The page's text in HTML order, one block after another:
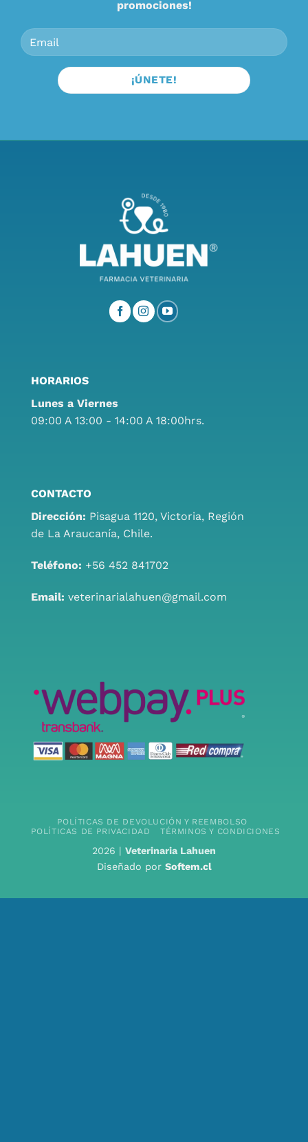
promociones!
HORARIOS
Lunes a Viernes
09:00 A 13:00 - 14:00 A 18:00hrs.
CONTACTO
Dirección: Pisagua 1120, Victoria, Región
de La Araucanía, Chile.
Teléfono: +56 452 841702
Email: veterinarialahuen@gmail.com
POLÍTICAS DE DEVOLUCIÓN Y REEMBOLSO
POLÍTICAS DE PRIVACIDAD
TÉRMINOS Y CONDICIONES
2026 | Veterinaria Lahuen
Diseñado por Softem.cl